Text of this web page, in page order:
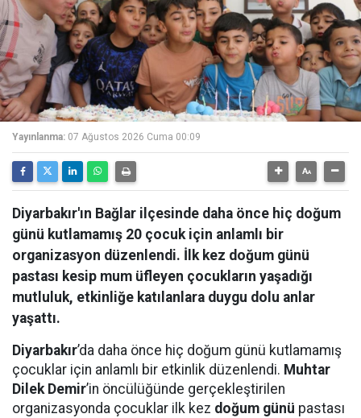
Yayınlanma: 07 Ağustos 2026 Cuma 00:09
Diyarbakır'ın Bağlar ilçesinde daha önce hiç doğum
günü kutlamamış 20 çocuk için anlamlı bir
organizasyon düzenlendi. İlk kez doğum günü
pastası kesip mum üfleyen çocukların yaşadığı
mutluluk, etkinliğe katılanlara duygu dolu anlar
yaşattı.
Diyarbakır’da daha önce hiç doğum günü kutlamamış
çocuklar için anlamlı bir etkinlik düzenlendi. Muhtar
Dilek Demir’in öncülüğünde gerçekleştirilen
organizasyonda çocuklar ilk kez doğum günü pastası